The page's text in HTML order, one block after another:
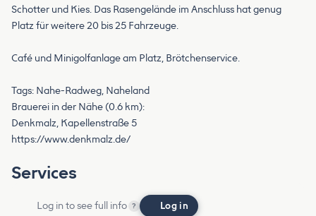
Schotter und Kies. Das Rasengelände im Anschluss hat genug
Platz für weitere 20 bis 25 Fahrzeuge.
Café und Minigolfanlage am Platz, Brötchenservice.
Tags: Nahe-Radweg, Naheland
Brauerei in der Nähe (0.6 km):
Denkmalz, Kapellenstraße 5
https://www.denkmalz.de/
Services
Log in to see full info ? Log in